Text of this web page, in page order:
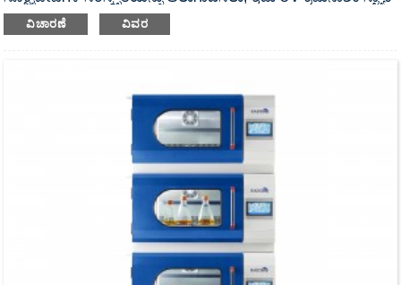
ಮಾಡಬಹುದಾದ ಇನ್ಕ್ಯುಬೇಟರ್ ಶೇಕರ್ ಆಗಿದೆ.
ವಿಚಾರಣೆ ವಿವರ